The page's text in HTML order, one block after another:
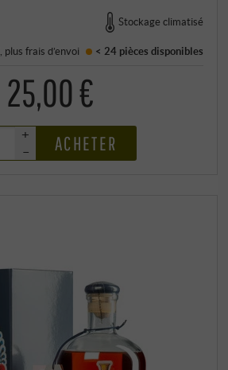
Stockage climatisé
, plusfrais d’envoi < 24 pièces disponibles
25,00 €
+
–
ACHETER